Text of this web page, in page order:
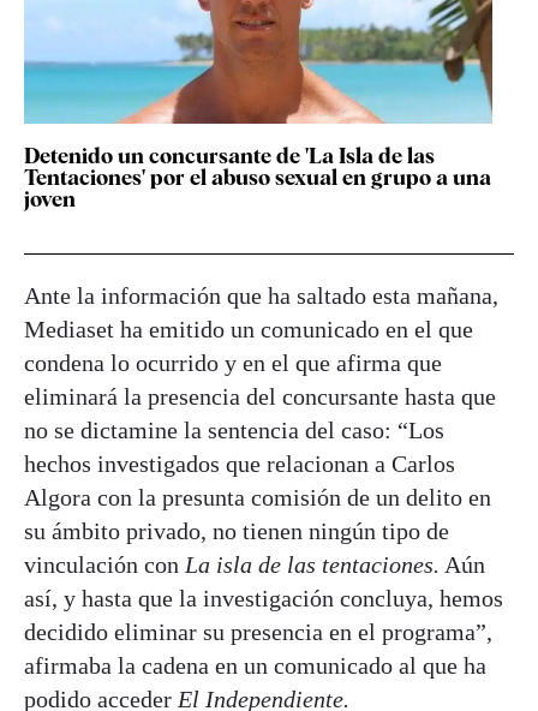
Detenido un concursante de 'La Isla de las
Tentaciones' por el abuso sexual en grupo a una
joven
Ante la información que ha saltado esta mañana,
Mediaset ha emitido un comunicado en el que
condena lo ocurrido y en el que afirma que
eliminará la presencia del concursante hasta que
no se dictamine la sentencia del caso: “Los
hechos investigados que relacionan a Carlos
Algora con la presunta comisión de un delito en
su ámbito privado, no tienen ningún tipo de
vinculación con La isla de las tentaciones. Aún
así, y hasta que la investigación concluya, hemos
decidido eliminar su presencia en el programa”,
afirmaba la cadena en un comunicado al que ha
podido acceder El Independiente.